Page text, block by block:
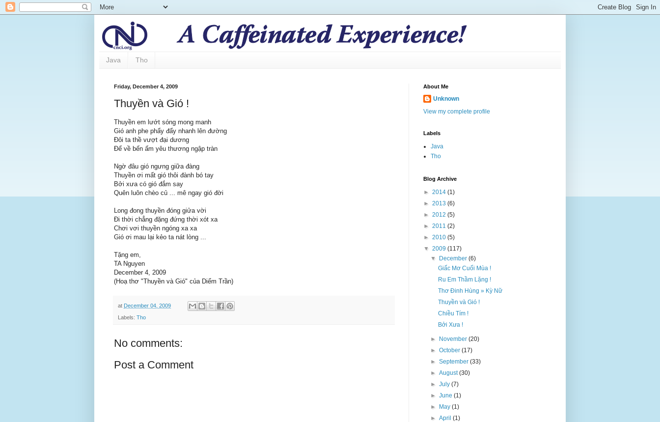
Java Tho
Friday, December 4, 2009
Thuyền và Gió !
Thuyền em lướt sóng mong manh
Gió anh phe phẩy đẩy nhanh lên đường
Đôi ta thề vượt đại dương
Để về bến ấm yêu thương ngập tràn
Ngờ đâu gió ngưng giữa đàng
Thuyền ơi mất gió thôi đành bó tay
Bởi xưa có gió đắm say
Quên luôn chèo củ ... mê ngay gió đời
Long đong thuyền đóng giửa vời
Đi thời chẳng đặng đứng thời xót xa
Chơi vơi thuyền ngóng xa xa
Gió ơi mau lại kẻo ta nát lòng ...
Tặng em,
TA Nguyen
December 4, 2009
(Hoạ thơ "Thuyền và Gió" của Diểm Trần)
at December 04, 2009
Labels: Tho
No comments:
Post a Comment
About Me
Unknown
View my complete profile
Labels
Java
Tho
Blog Archive
► 2014 (1)
► 2013 (6)
► 2012 (5)
► 2011 (2)
► 2010 (5)
▼ 2009 (117)
▼ December(6)
Giấc Mơ Cuối Mùa !
Ru Em Thầm Lặng !
Thơ Đinh Hùng » Kỳ Nữ
Thuyền và Gió !
Chiều Tím !
Bởi Xưa !
► November(20)
►October(17)
►September(33)
►August(30)
►July(7)
►June(1)
► May(1)
►April(1)